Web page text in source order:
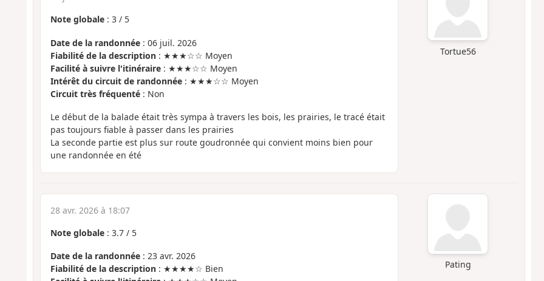
Tortue56
Note globale: 3/ 5
Date de la randonnée: 06 juil. 2026
Fiabilité de la description: ★★★☆☆ Moyen
Facilité à suivre l'itinéraire: ★★★☆☆ Moyen
Intérêt du circuit de randonnée: ★★★☆☆ Moyen
Circuit très fréquenté: Non
Le début de la balade était très sympa à travers les bois, les prairies, le tracé était
pas toujours fiable à passer dans les prairies
La seconde partie est plus sur route goudronnée qui convient moins bien pour
une randonnée en été
Pating
28 avr. 2026 à 18:07
Note globale: 3.7/ 5
Date de la randonnée: 23 avr. 2026
Fiabilité de la description: ★★★★☆ Bien